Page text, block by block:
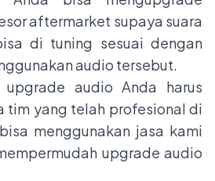
aftermarket supaya suara
di tuning sesuai dengan
audio tersebut.
upgrade audio Anda harus
tim yang telah profesional di
menggunakan jasa kami
upgrade audio